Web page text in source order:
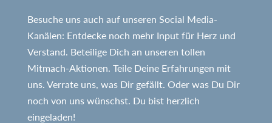
Besuche uns auch auf unseren Social Media-
Kanälen: Entdecke noch mehr Input für Herz und
Verstand. Beteilige Dich an unseren tollen
Mitmach-Aktionen. Teile Deine Erfahrungen mit
uns. Verrate uns, was Dir gefällt. Oder was Du Dir
noch von uns wünschst. Du bist herzlich
eingeladen!